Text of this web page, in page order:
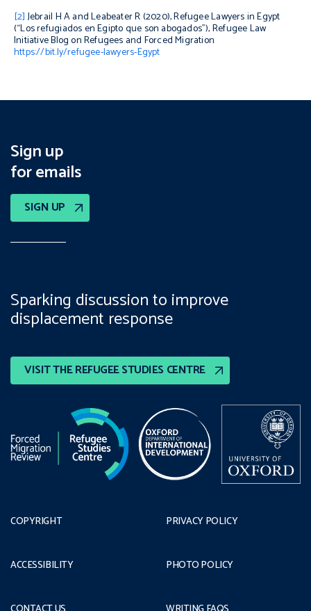
[2]Jebrail H A and Leabeater R (2020),Refugee Lawyers in Egypt
(“Los refugiados en Egipto que son abogados”), Refugee Law
Initiative Blog on Refugees and Forced Migration
https://bit.ly/refugee-lawyers-Egypt
Sign up
for emails
SIGN UP
VISIT THE REFUGEE STUDIES CENTRE
Sparking discussion to improve
displacement response
COPYRIGHT
ACCESSIBILITY
PRIVACY POLICY
PHOTO POLICY